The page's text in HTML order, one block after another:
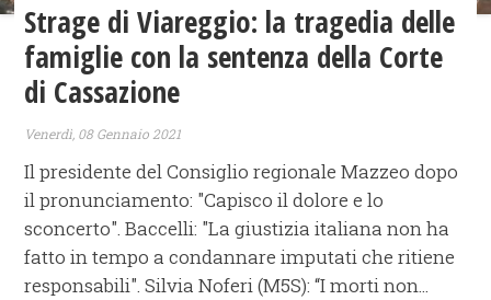
Strage di Viareggio: la tragedia delle
famiglie con la sentenza della Corte
di Cassazione
Venerdì, 08 Gennaio 2021
Il presidente del Consiglio regionale Mazzeo dopo
il pronunciamento: "Capisco il dolore e lo
sconcerto". Baccelli: "La giustizia italiana non ha
fatto in tempo a condannare imputati che ritiene
responsabili". Silvia Noferi (M5S): “I morti non...